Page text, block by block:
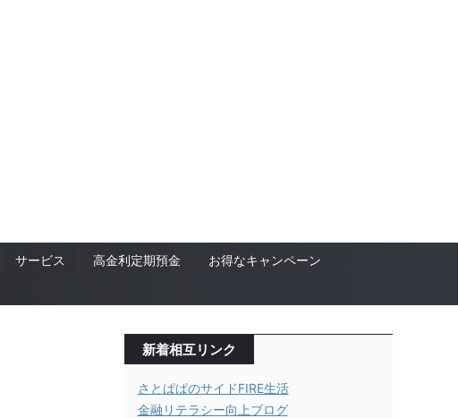
サービス 高金利定期預金
お得なキャンペーン
新着相互リンク
さとぱぱのサイドFIRE生活
金融リテラシー向上ブログ